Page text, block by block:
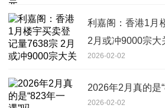
利嘉阁：香港1月
2月或冲9000宗大
2026-02-02
2026年2月真的是
2026-02-02